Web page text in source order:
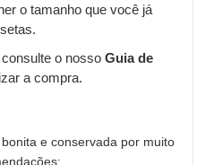
o tamanho que você já
o nosso Guia de
a compra.
e conservada por muito